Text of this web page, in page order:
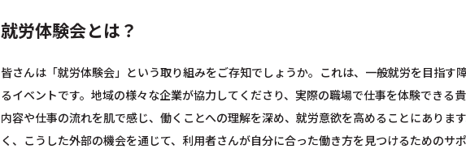
就労体験会とは？
皆さんは「就労体験会」という取り組みをご存知でしょうか。これは、一般就労を目指
るイベントです。地域の様々な企業が協力してくださり、実際の職場で仕事を体験できる
内容や仕事の流れを肌で感じ、働くことへの理解を深め、就労意欲を高めることにあり
く、こうした外部の機会を通じて、利用者さんが自分に合った働き方を見つけるためのサ